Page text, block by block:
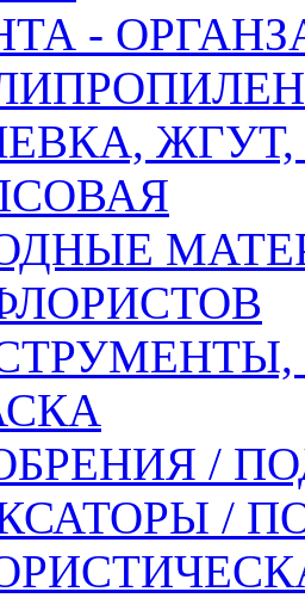
-
/
/